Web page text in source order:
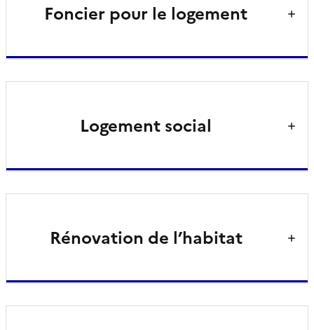
Foncier pour le logement
Logement social
Rénovation de l’habitat